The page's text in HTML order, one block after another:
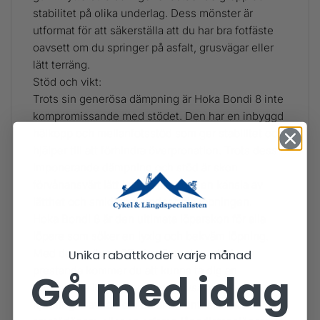
stabilitet på olika underlag. Dess mönster är
utformat för att säkerställa att du har bra fotfäste
oavsett om du springer på asfalt, grusvägar eller
lätt terräng.
Stöd och vikt:
Trots sin generösa dämpning är Hoka Bondi 8 inte
kompromissande med stödet. Den har en inbyggd
hälkopp och mellanfotsstöd som ger stabilitet och
förvånansvärt lätt i vikt, vilket ger en känsla av
lätthet och smidighet under hela löpningen.
Med dess oöverträffade dämpning, stöd och
prestanda kommer du att kunna ta dig an
utmanande löprundor med självsäkerhet och
njutning. Oavsett om du är en entusiastisk
Unika rabattkoder varje månad
Gå med idag